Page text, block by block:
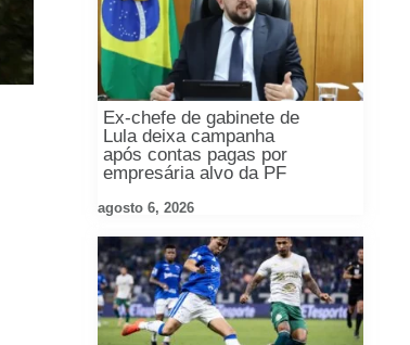
Ex-chefe de gabinete de
Lula deixa campanha
após contas pagas por
empresária alvo da PF
agosto 6, 2026